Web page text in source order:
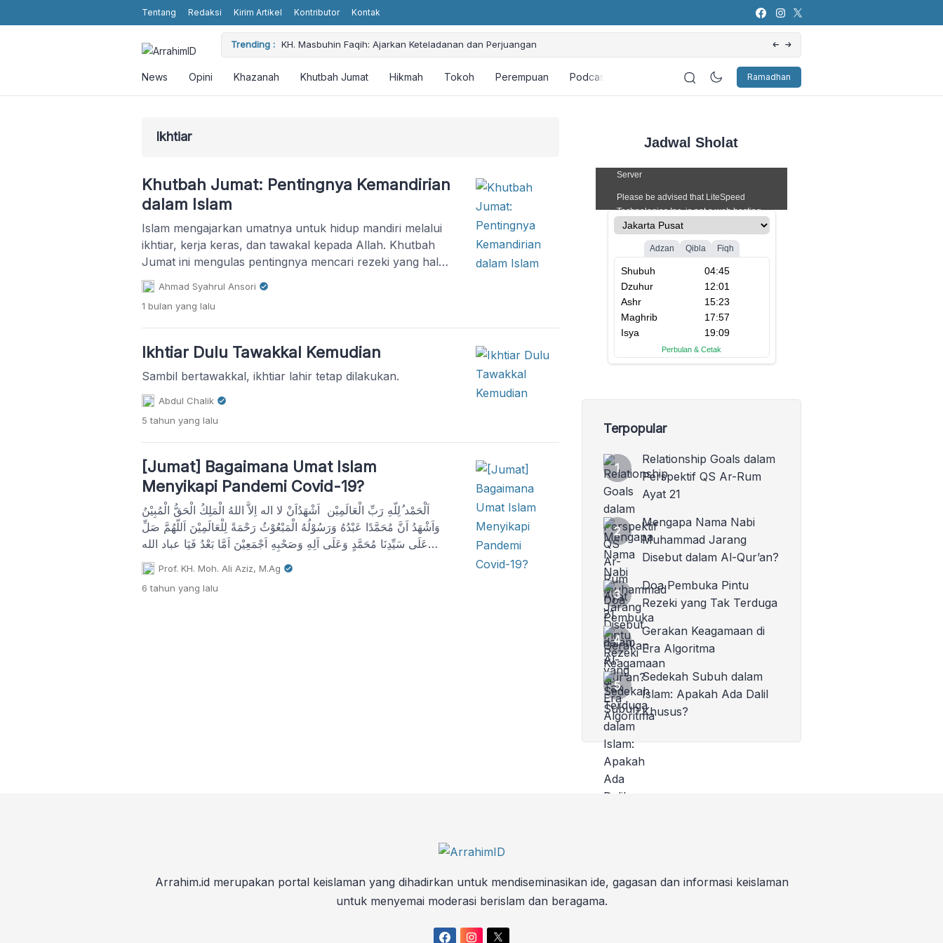
Tentang Redaksi Kirim Artikel Kontributor Kontak
Trending :
Religious Values without Religious Attributes in the Showbiz KH. Masbuhin Faqih: Ajarkan Keteladanan dan Perjuangan Artificial Intelligence (AI): Bagaimana
Ramadhan
News Opini Khazanah Khutbah Jumat Hikmah Tokoh Perempuan Podcast
Ikhtiar
Khutbah Jumat: Pentingnya Kemandirian
dalam Islam
Islam mengajarkan umatnya untuk hidup mandiri melalui
ikhtiar, kerja keras, dan tawakal kepada Allah. Khutbah
Jumat ini mengulas pentingnya mencari rezeki yang halal
dengan meneladani para nabi.
Ahmad Syahrul Ansori
1 bulan yang lalu
Ikhtiar Dulu Tawakkal Kemudian
Sambil bertawakkal, ikhtiar lahir tetap dilakukan.
Abdul Chalik
5 tahun yang lalu
[Jumat] Bagaimana Umat Islam
Menyikapi Pandemi Covid-19?
اَلْحَمْد ُلِلَّهِ رَبِّ الْعَالَمِيْن اَشْهَدُاَنْ لا اله اِلاَّ اللهُ الْمَلِكُ الْحَقُّ الْمُبِيْنُ
وَاَشْهَدُ اَنَّ مُحَمَّدًا عَبْدُهُ وَرَسُوْلُهُ الْمَبْعُوْثُ رَحْمَةً لِلْعَالَمِيْنَ اَللّهُمَّ صَلِّ
عَلَى سَيِّدِنَا مُحَمَّدٍ وَعَلَى اَلِهِ وَصَحْبِهِ اَجْمَعِيْنَ اَمَّا بَعْدُ فَيَا عباد الله
اُوْصِيْكُمْ وَاِيَّايَ بِتَقْوَى اللهِ فَقَدْ فَازَ الْمُتَّقُوْنَ قَالَ اللهُ تَعَالَى يَآ اَيُّهَا
Prof. KH. Moh. Ali Aziz, M.Ag
6 tahun yang lalu
Jadwal Sholat
Terpopular
Relationship Goals dalam
Perspektif QS Ar-Rum
Ayat 21
Mengapa Nama Nabi
Muhammad Jarang
Disebut dalam Al-Qur’an?
Doa Pembuka Pintu
Rezeki yang Tak Terduga
Gerakan Keagamaan di
Era Algoritma
Sedekah Subuh dalam
Islam: Apakah Ada Dalil
Khusus?
Arrahim.id merupakan portal keislaman yang dihadirkan untuk mendiseminasikan ide, gagasan dan informasi keislaman
untuk menyemai moderasi berislam dan beragama.